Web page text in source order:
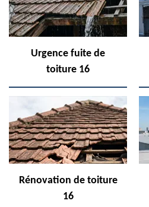
Urgence fuite de
toiture 16
Rénovation de toiture
16